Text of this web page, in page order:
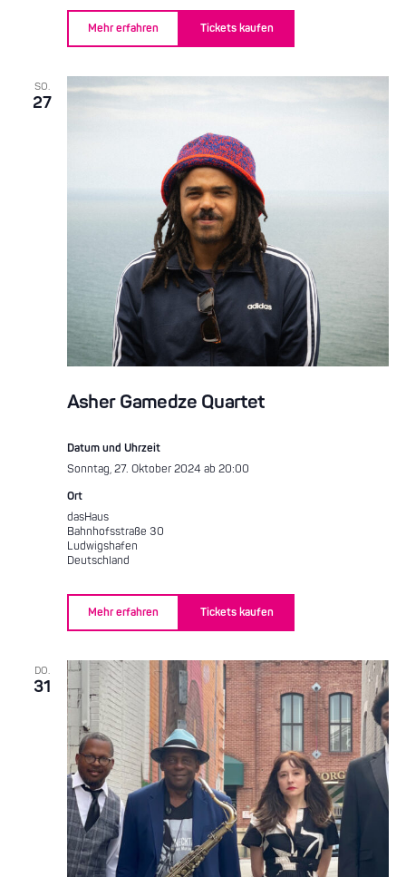
Mehr erfahren Tickets kaufen
SO.
27
Asher Gamedze Quartet
Datum und Uhrzeit
Sonntag, 27. Oktober 2024 ab 20:00
Ort
dasHaus
Bahnhofsstraße 30
Ludwigshafen
Deutschland
Mehr erfahren Tickets kaufen
DO.
31